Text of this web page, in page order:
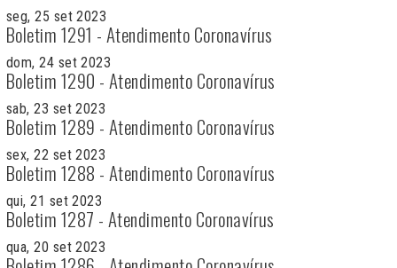
seg, 25 set 2023
Boletim 1291 - Atendimento Coronavírus
dom, 24 set 2023
Boletim 1290 - Atendimento Coronavírus
sab, 23 set 2023
Boletim 1289 - Atendimento Coronavírus
sex, 22 set 2023
Boletim 1288 - Atendimento Coronavírus
qui, 21 set 2023
Boletim 1287 - Atendimento Coronavírus
qua, 20 set 2023